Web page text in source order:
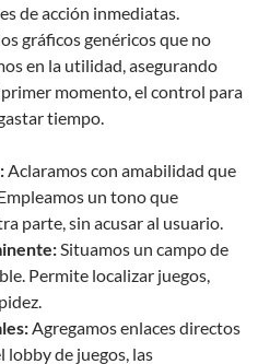
de acción inmediatas.
gráficos genéricos que no
en la utilidad, asegurando
momento, el control para
tiempo.
Aclaramos con amabilidad que
un tono que
parte, sin acusar al usuario.
Situamos un campo de
Permite localizar juegos,
Agregamos enlaces directos
lobby de juegos, las